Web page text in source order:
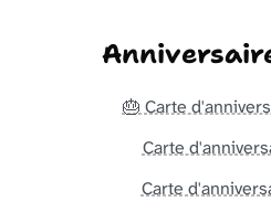
🎂 Carte
Carte
Carte